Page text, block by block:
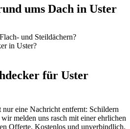
ums Dach in Uster
und Steildächern?
in Uster?
für Uster
eine Nachricht entfernt: Schildern
melden uns rasch mit einer ehrlichen
Offerte. Kostenlos und unverbindlich.